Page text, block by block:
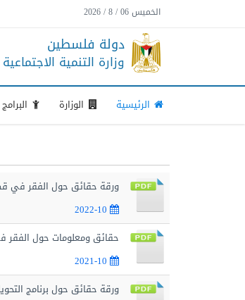
الخميس 06 / 8 / 2026
دولة فلسطين
وزارة التنمية الاجتماعية
الرئيسية الوزارة البرامج
ورقة حقائق حول الفقر في قطاع
حقائق ومعلومات حول الفقر في
ورقة حقائق حول برنامج